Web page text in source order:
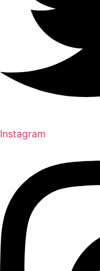
Instagram